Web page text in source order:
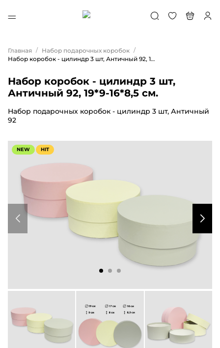
Главная / Набор подарочных коробок /
Набор коробок - цилиндр 3 шт, Античный 92, 19*9-16*8,5 см.
Набор коробок - цилиндр 3 шт,
Античный 92, 19*9-16*8,5 см.
Набор подарочных коробок - цилиндр 3 шт, Античный
92
NEW HIT